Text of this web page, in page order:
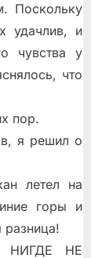
Поскольку
удачлив, и
чувства у
что
пор.
я решил о
летел на
горы и
НИГДЕ НЕ